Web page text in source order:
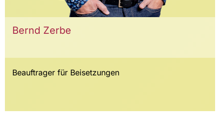
Bernd Zerbe
Beauftrager für Beisetzungen